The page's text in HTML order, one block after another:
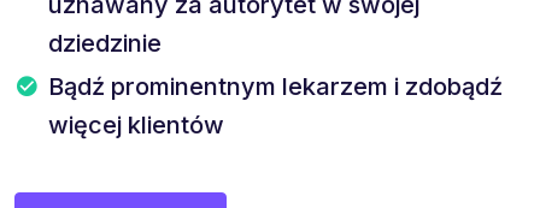
dziedzinie
Bądź prominentnym lekarzem i zdobądź
więcej klientów